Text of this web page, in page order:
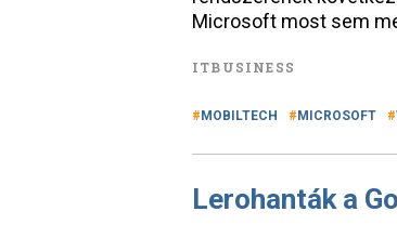
Microsoft most sem
ITBUSINESS
MOBILTECH MICROSOFT
Lerohanták a